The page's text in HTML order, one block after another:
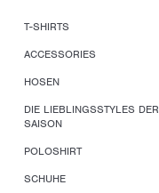
T-SHIRTS
ACCESSORIES
HOSEN
DIE LIEBLINGSSTYLES DER
SAISON
POLOSHIRT
SCHUHE